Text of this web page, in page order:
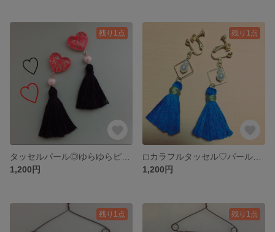
残り1点
1,200円
残り1点
1,200円
残り1点 残り1点